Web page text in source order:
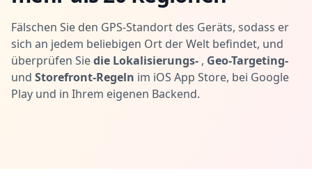
Fälschen Sie den GPS-Standort des Geräts, sodass er
sich an jedem beliebigen Ort der Welt befindet, und
überprüfen Siedie Lokalisierungs- , Geo-Targeting-
und Storefront-Regeln im iOS App Store, bei Google
Play und in Ihrem eigenen Backend.